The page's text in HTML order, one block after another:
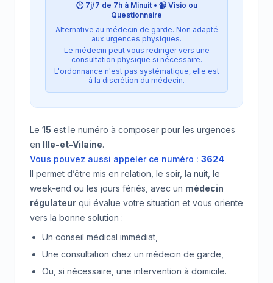
🕒 7j/7 de 7h à Minuit • 📹 Visio ou
Questionnaire
Alternative au médecin de garde. Non adapté
aux urgences physiques.
Le médecin peut vous rediriger vers une
consultation physique si nécessaire.
L'ordonnance n'est pas systématique, elle est
à la discrétion du médecin.
Le 15 est le numéro à composer pour les urgences
en Ille-et-Vilaine.
Vous pouvez aussi appeler ce numéro : 3624
Il permet d’être mis en relation, le soir, la nuit, le
week-end ou les jours fériés, avec un médecin
régulateur qui évalue votre situation et vous oriente
vers la bonne solution :
Un conseil médical immédiat,
Une consultation chez un médecin de garde,
Ou, si nécessaire, une intervention à domicile.